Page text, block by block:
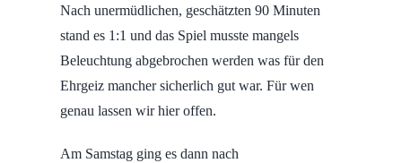
Nach unermüdlichen, geschätzten 90 Minuten
stand es 1:1 und das Spiel musste mangels
Beleuchtung abgebrochen werden was für den
Ehrgeiz mancher sicherlich gut war. Für wen
genau lassen wir hier offen.
Am Samstag ging es dann nach